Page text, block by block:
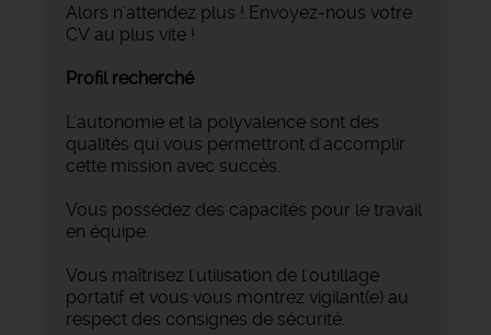
Alors n'attendez plus ! Envoyez-nous votre
CV au plus vite !
Profil recherché
L'autonomie et la polyvalence sont des
qualités qui vous permettront d'accomplir
cette mission avec succès.
Vous possédez des capacités pour le travail
en équipe.
Vous maîtrisez l'utilisation de l'outillage
portatif et vous vous montrez vigilant(e) au
respect des consignes de sécurité.